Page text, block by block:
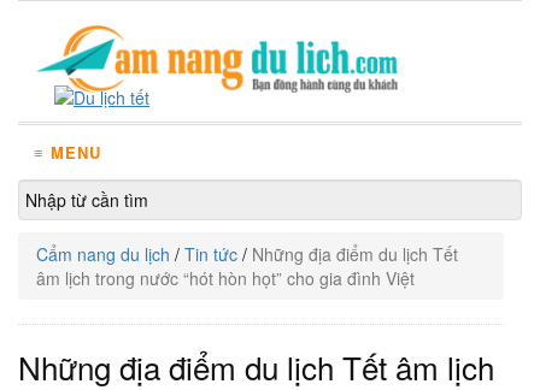
≡ MENU
Cẩm nang du lịch / Tin tức / Những địa điểm du lịch Tết
âm lịch trong nước “hót hòn họt” cho gia đình Việt
Những địa điểm du lịch Tết âm lịch